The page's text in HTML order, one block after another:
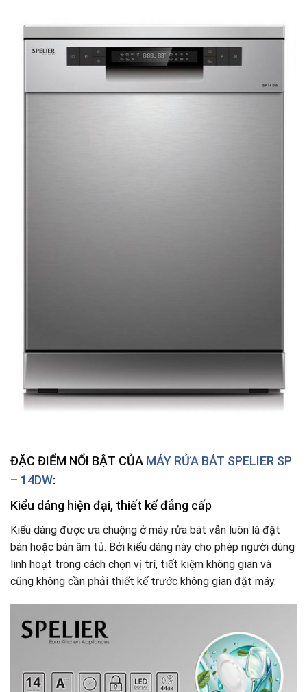
ĐẶC ĐIỂM NỔI BẬT CỦA MÁY RỬA BÁT SPELIER SP
– 14DW:
Kiểu dáng hiện đại, thiết kế đẳng cấp
Kiểu dáng được ưa chuộng ở máy rửa bát vẫn luôn là đặt
bàn hoặc bán âm tủ. Bởi kiểu dáng này cho phép người dùng
linh hoạt trong cách chọn vị trí, tiết kiệm không gian và
cũng không cần phải thiết kế trước không gian đặt máy.